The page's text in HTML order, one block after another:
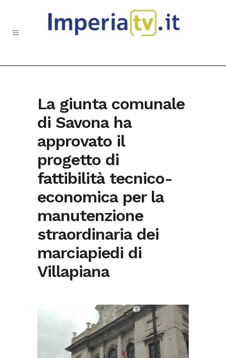
La giunta comunale
di Savona ha
approvato il
progetto di
fattibilità tecnico-
economica per la
manutenzione
straordinaria dei
marciapiedi di
Villapiana